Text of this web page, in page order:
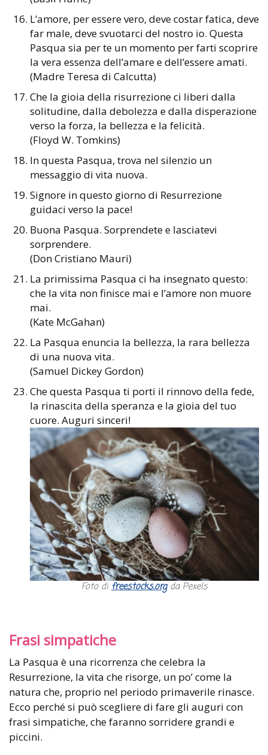
L’amore, per essere vero, deve costar fatica, deve
far male, deve svuotarci del nostro io. Questa
Pasqua sia per te un momento per farti scoprire
la vera essenza dell’amare e dell’essere amati.
(Madre Teresa di Calcutta)
Che la gioia della risurrezione ci liberi dalla
solitudine, dalla debolezza e dalla disperazione
verso la forza, la bellezza e la felicità.
(Floyd W. Tomkins)
In questa Pasqua, trova nel silenzio un
messaggio di vita nuova.
Signore in questo giorno di Resurrezione
guidaci verso la pace!
Buona Pasqua. Sorprendete e lasciatevi
sorprendere.
(Don Cristiano Mauri)
La primissima Pasqua ci ha insegnato questo:
che la vita non finisce mai e l’amore non muore
mai.
(Kate McGahan)
La Pasqua enuncia la bellezza, la rara bellezza
di una nuova vita.
(Samuel Dickey Gordon)
Che questa Pasqua ti porti il rinnovo della fede,
la rinascita della speranza e la gioia del tuo
cuore. Auguri sinceri!
Foto di freestocks.orgda Pexels
Frasi simpatiche
La Pasqua è una ricorrenza che celebra la
Resurrezione, la vita che risorge, un po’ come la
natura che, proprio nel periodo primaverile rinasce.
Ecco perché si può scegliere di fare gli auguri con
frasi simpatiche, che faranno sorridere grandi e
piccini.